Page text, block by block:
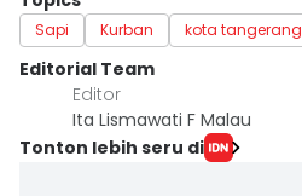
Sapi Kurban kota tangerang
Editorial Team
Editor
Ita Lismawati F Malau
Tonton lebih seru di